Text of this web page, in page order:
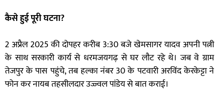
कैसे हुई पूरी घटना?
2 अप्रैल 2025 की दोपहर करीब 3:30 बजे खेमसागर यादव अपनी पत्नी
के साथ सरकारी कार्य से धरमजयगढ़ से घर लौट रहे थे। जब वे ग्राम
तेजपुर के पास पहुंचे, तब हल्का नंबर 30 के पटवारी अरविंद केरकेट्टा ने
फोन कर नायब तहसीलदार उज्ज्वल पांडेय से बात कराई।